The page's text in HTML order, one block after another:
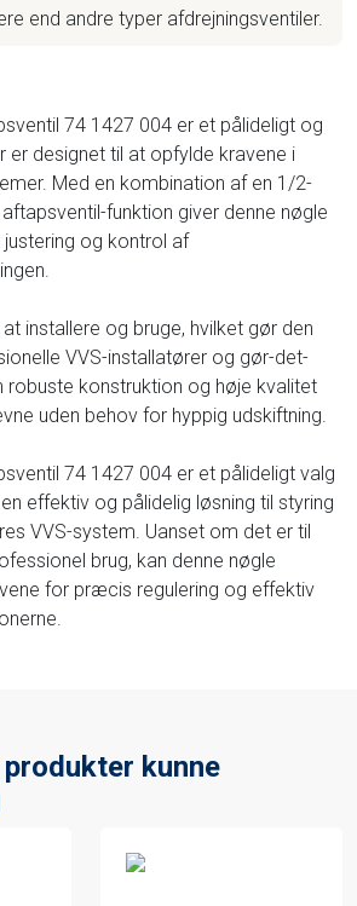
end andre typer afdrejningsventiler.
74 1427 004 er et pålideligt og
er designet til at opfylde kravene i
Med en kombination af en 1/2-
funktion giver denne nøgle
og kontrol af
installere og bruge, hvilket gør den
VVS-installatører og gør-det-
robuste konstruktion og høje kvalitet
uden behov for hyppig udskiftning.
74 1427 004 er et pålideligt valg
effektiv og pålidelig løsning til styring
VVS-system. Uanset om det er til
brug, kan denne nøgle
for præcis regulering og effektiv
kunne